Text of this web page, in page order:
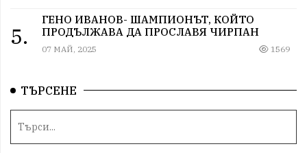
5.
ГЕНО ИВАНОВ- ШАМПИОНЪТ, КОЙТО
ПРОДЪЛЖАВА ДА ПРОСЛАВЯ ЧИРПАН
07 МАЙ, 2025 1569
ТЪРСЕНЕ